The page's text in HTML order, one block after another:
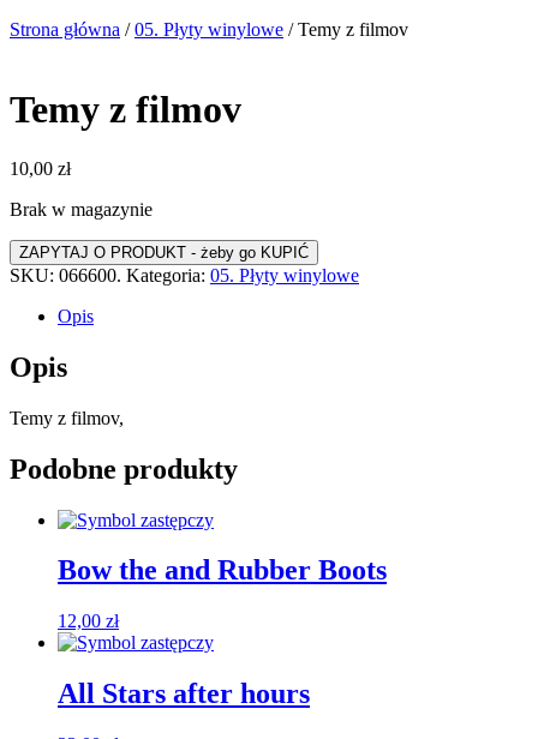
Strona główna /05. Płyty winylowe / Temy z filmov
Temy z filmov
10,00 zł
Brak w magazynie
SKU: 066600. Kategoria: 05. Płyty winylowe
Opis
Opis
Temy z filmov,
Podobne produkty
Bow the and Rubber Boots
12,00 zł
All Stars after hours